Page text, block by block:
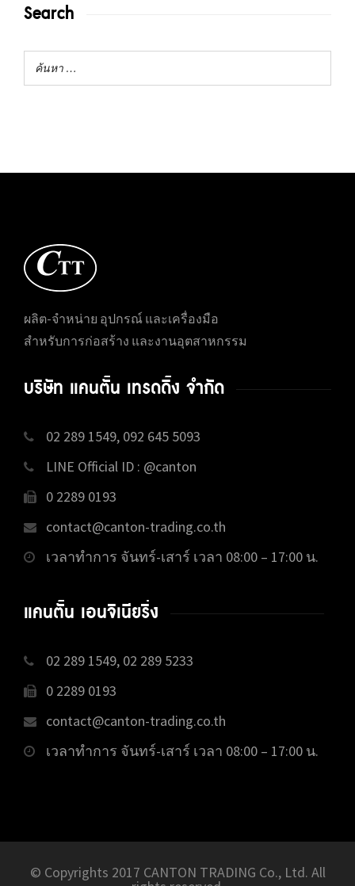
Search
ผลิต-จำหน่าย อุปกรณ์ และเครื่องมือ
สำหรับการก่อสร้าง และงานอุตสาหกรรม
บริษัท แคนตั้น เทรดดิ้ง จำกัด
02 289 1549, 092 645 5093
LINE Official ID : @canton
0 2289 0193
contact@canton-trading.co.th
เวลาทำการ จันทร์-เสาร์ เวลา 08:00 – 17:00 น.
แคนตั้น เอนจิเนียริ่ง
02 289 1549, 02 289 5233
0 2289 0193
contact@canton-trading.co.th
เวลาทำการ จันทร์-เสาร์ เวลา 08:00 – 17:00 น.
© Copyrights 2017 CANTON TRADING Co., Ltd. All